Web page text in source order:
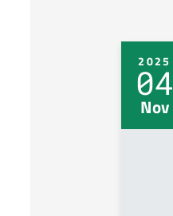
2025
04
Nov